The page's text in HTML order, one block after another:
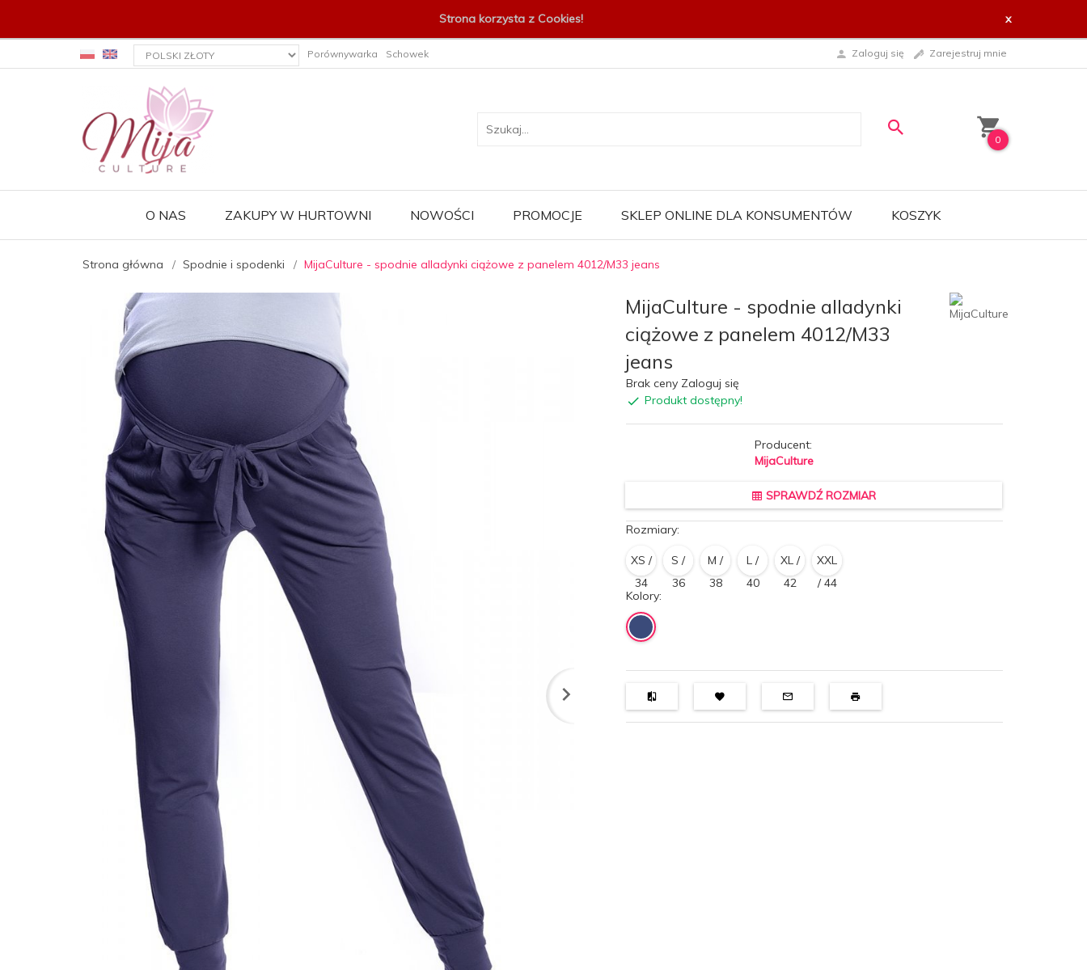
Strona korzysta z Cookies! x
currency_h Porównywarka Schowek Zaloguj się Zarejestruj mnie
0
O NAS ZAKUPY W HURTOWNI NOWOŚCI PROMOCJE SKLEP ONLINE DLA KONSUMENTÓW KOSZYK
Strona główna Spodnie i spodenki MijaCulture - spodnie alladynki ciążowe z panelem 4012/M33 jeans
MijaCulture - spodnie alladynki
ciążowe z panelem 4012/M33
jeans
Brak ceny Zaloguj się
Produkt dostępny!
Producent:
MijaCulture
SPRAWDŹ ROZMIAR
Rozmiary:
XS /
34
S /
36
M /
38
L /
40
XL /
42
XXL
/ 44
Kolory: